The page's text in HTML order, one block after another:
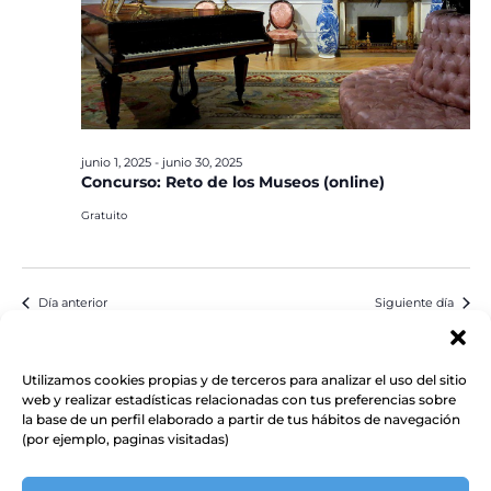
Utilizamos cookies propias y de terceros para analizar el uso del sitio
web y realizar estadísticas relacionadas con tus preferencias sobre
la base de un perfil elaborado a partir de tus hábitos de navegación
(por ejemplo, paginas visitadas)
Concurso: Reto de los Museos (online)
junio 1, 2025- junio 30, 2025
Gratuito
Día anterior Siguiente día